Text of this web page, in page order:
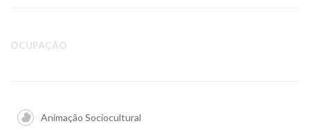
OCUPAÇÃO
Animação Sociocultural